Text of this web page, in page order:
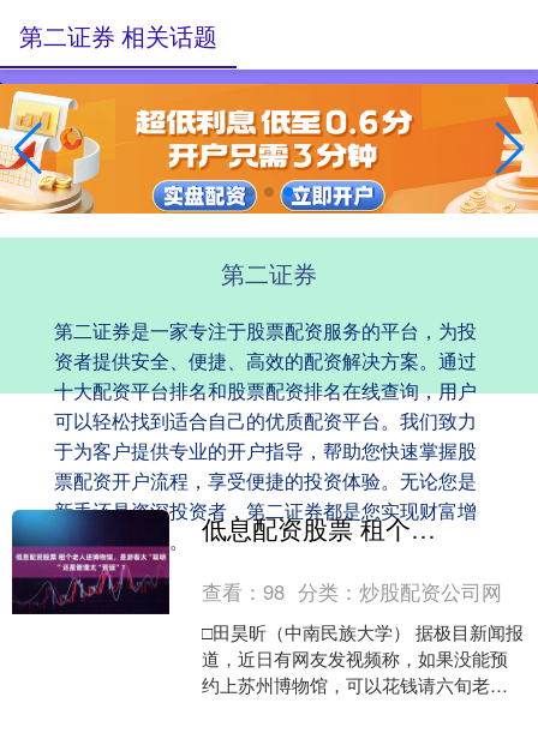
第二证券
第二证券是一家专注于股票配资服务的平台，为投
资者提供安全、便捷、高效的配资解决方案。通过
十大配资平台排名和股票配资排名在线查询，用户
可以轻松找到适合自己的优质配资平台。我们致力
于为客户提供专业的开户指导，帮助您快速掌握股
票配资开户流程，享受便捷的投资体验。无论您是
新手还是资深投资者，第二证券都是您实现财富增
值的可靠选择。
第二证券 相关话题
低息配资股票 租个老人进博物馆，是游客太“聪明”还是管理太“荒诞”？
查看：98 分类：炒股配资公司网
□田昊昕（中南民族大学） 据极目新闻报
道，近日有网友发视频称，如果没能预
约上苏州博物馆，可以花钱请六旬老人